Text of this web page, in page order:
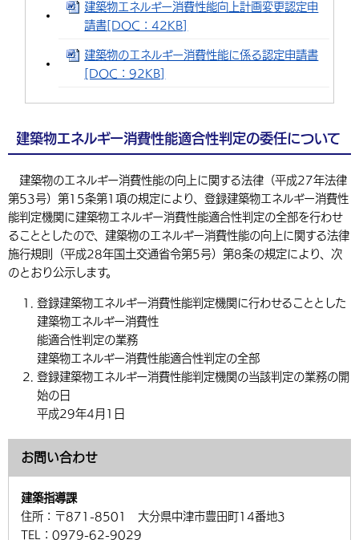
建築物エネルギー消費性能向上計画変更認定申
請書[DOC：42KB]
建築物のエネルギー消費性能に係る認定申請書
[DOC：92KB]
建築物エネルギー消費性能適合性判定の委任について
建築物のエネルギー消費性能の向上に関する法律（平成27年法律
第53号）第15条第1項の規定により、登録建築物エネルギー消費性
能判定機関に建築物エネルギー消費性能適合性判定の全部を行わせ
ることとしたので、建築物のエネルギー消費性能の向上に関する法律
施行規則（平成28年国土交通省令第5号）第8条の規定により、次
のとおり公示します。
登録建築物エネルギー消費性能判定機関に行わせることとした
建築物エネルギー消費性
能適合性判定の業務
建築物エネルギー消費性能適合性判定の全部
登録建築物エネルギー消費性能判定機関の当該判定の業務の開
始の日
平成29年4月1日
お問い合わせ
建築指導課
住所： 〒871-8501 大分県中津市豊田町14番地3
TEL： 0979-62-9029